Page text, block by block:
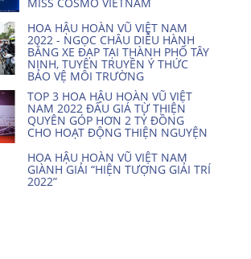
HOA HẬU HOÀN VŨ VIỆT NAM
2022 - NGỌC CHÂU DIỄU HÀNH
BẰNG XE ĐẠP TẠI THÀNH PHỐ TÂY
NINH, TUYÊN TRUYỀN Ý THỨC
BẢO VỆ MÔI TRƯỜNG
TOP 3 HOA HẬU HOÀN VŨ VIỆT
NAM 2022 ĐẤU GIÁ TỪ THIỆN
QUYÊN GÓP HƠN 2 TỶ ĐỒNG
CHO HOẠT ĐỘNG THIỆN NGUYỆN
HOA HẬU HOÀN VŨ VIỆT NAM
GIÀNH GIẢI “HIỆN TƯỢNG GIẢI TRÍ
2022”